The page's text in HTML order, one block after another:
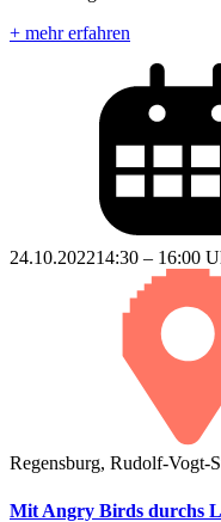
+ mehr erfahren
24.10.202214:30 – 16:00
Regensburg, Rudolf-Vogt-
Mit Angry Birds durchs